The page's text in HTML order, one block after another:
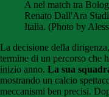
A nel match tra
Renato Dall'Ara
Italia. (Photo by
La decisione della
termine di un percorso che
inizio anno. La sua
mostrando un calcio
meccanismi ben precisi.